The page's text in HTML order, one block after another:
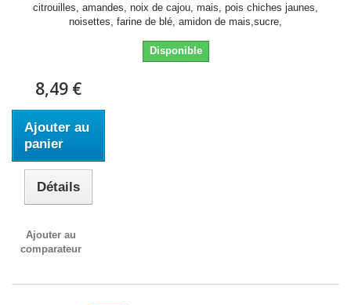
citrouilles, amandes, noix de cajou, mais, pois chiches jaunes,
noisettes, farine de blé, amidon de mais,sucre,
Disponible
8,49 €
Ajouter au
panier
Détails
Ajouter au
comparateur